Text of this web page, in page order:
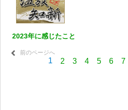
2023年に感じたこと
前のページへ
1 2 3 4 5 6 7